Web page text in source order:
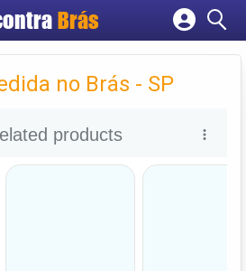
Brás
Cadastrar empresa
Criar conta
no Brás - SP